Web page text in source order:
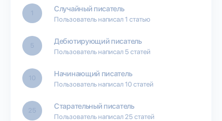
1 Случайный писатель
Пользователь написал 1 статью
5 Дебютирующий писатель
Пользователь написал 5 статей
10 Начинающий писатель
Пользователь написал 10 статей
25 Старательный писатель
Пользователь написал 25 статей